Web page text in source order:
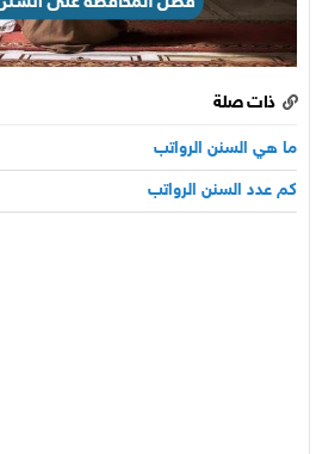
ذات صلة
ما هي السنن الرواتب
كم عدد السنن الرواتب